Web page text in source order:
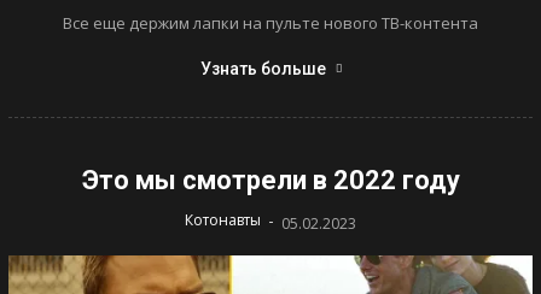
Все еще держим лапки на пульте нового ТВ-контента
Узнать больше
Это мы смотрели в 2022 году
Котонавты - 05.02.2023